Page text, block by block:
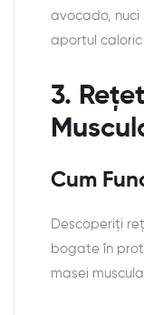
avocado,
aportul caloric
3.
Cum
Descoperiți
bogate în
masei